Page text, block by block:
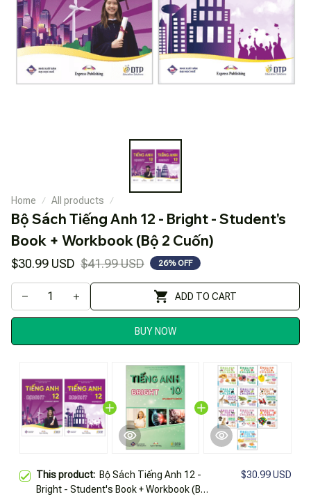
Home All products
Bộ Sách Tiếng Anh 12 - Bright - Student's
Book + Workbook (Bộ 2 Cuốn)
$30.99 USD $41.99 USD 26% OFF
ADD TO CART
BUY NOW
This product: Bộ Sách Tiếng Anh 12 -
Bright - Student's Book + Workbook (Bộ
$30.99 USD